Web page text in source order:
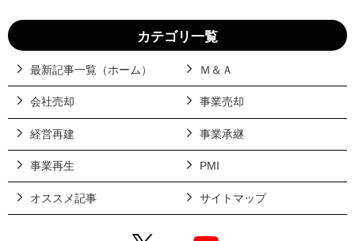
カテゴリ一覧
最新記事一覧（ホーム） Ｍ＆Ａ
会社売却 事業売却
経営再建 事業承継
事業再生 PMI
オススメ記事 サイトマップ